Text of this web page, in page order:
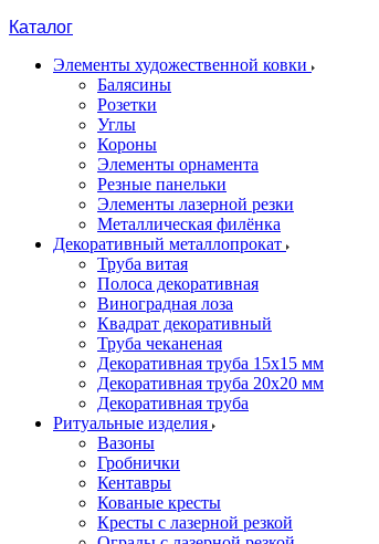
Каталог
Элементы художественной ковки
Балясины
Розетки
Углы
Короны
Элементы орнамента
Резные панельки
Элементы лазерной резки
Металлическая филёнка
Декоративный металлопрокат
Труба витая
Полоса декоративная
Виноградная лоза
Квадрат декоративный
Труба чеканеная
Декоративная труба 15х15 мм
Декоративная труба 20х20 мм
Декоративная труба
Ритуальные изделия
Вазоны
Гробнички
Кентавры
Кованые кресты
Кресты с лазерной резкой